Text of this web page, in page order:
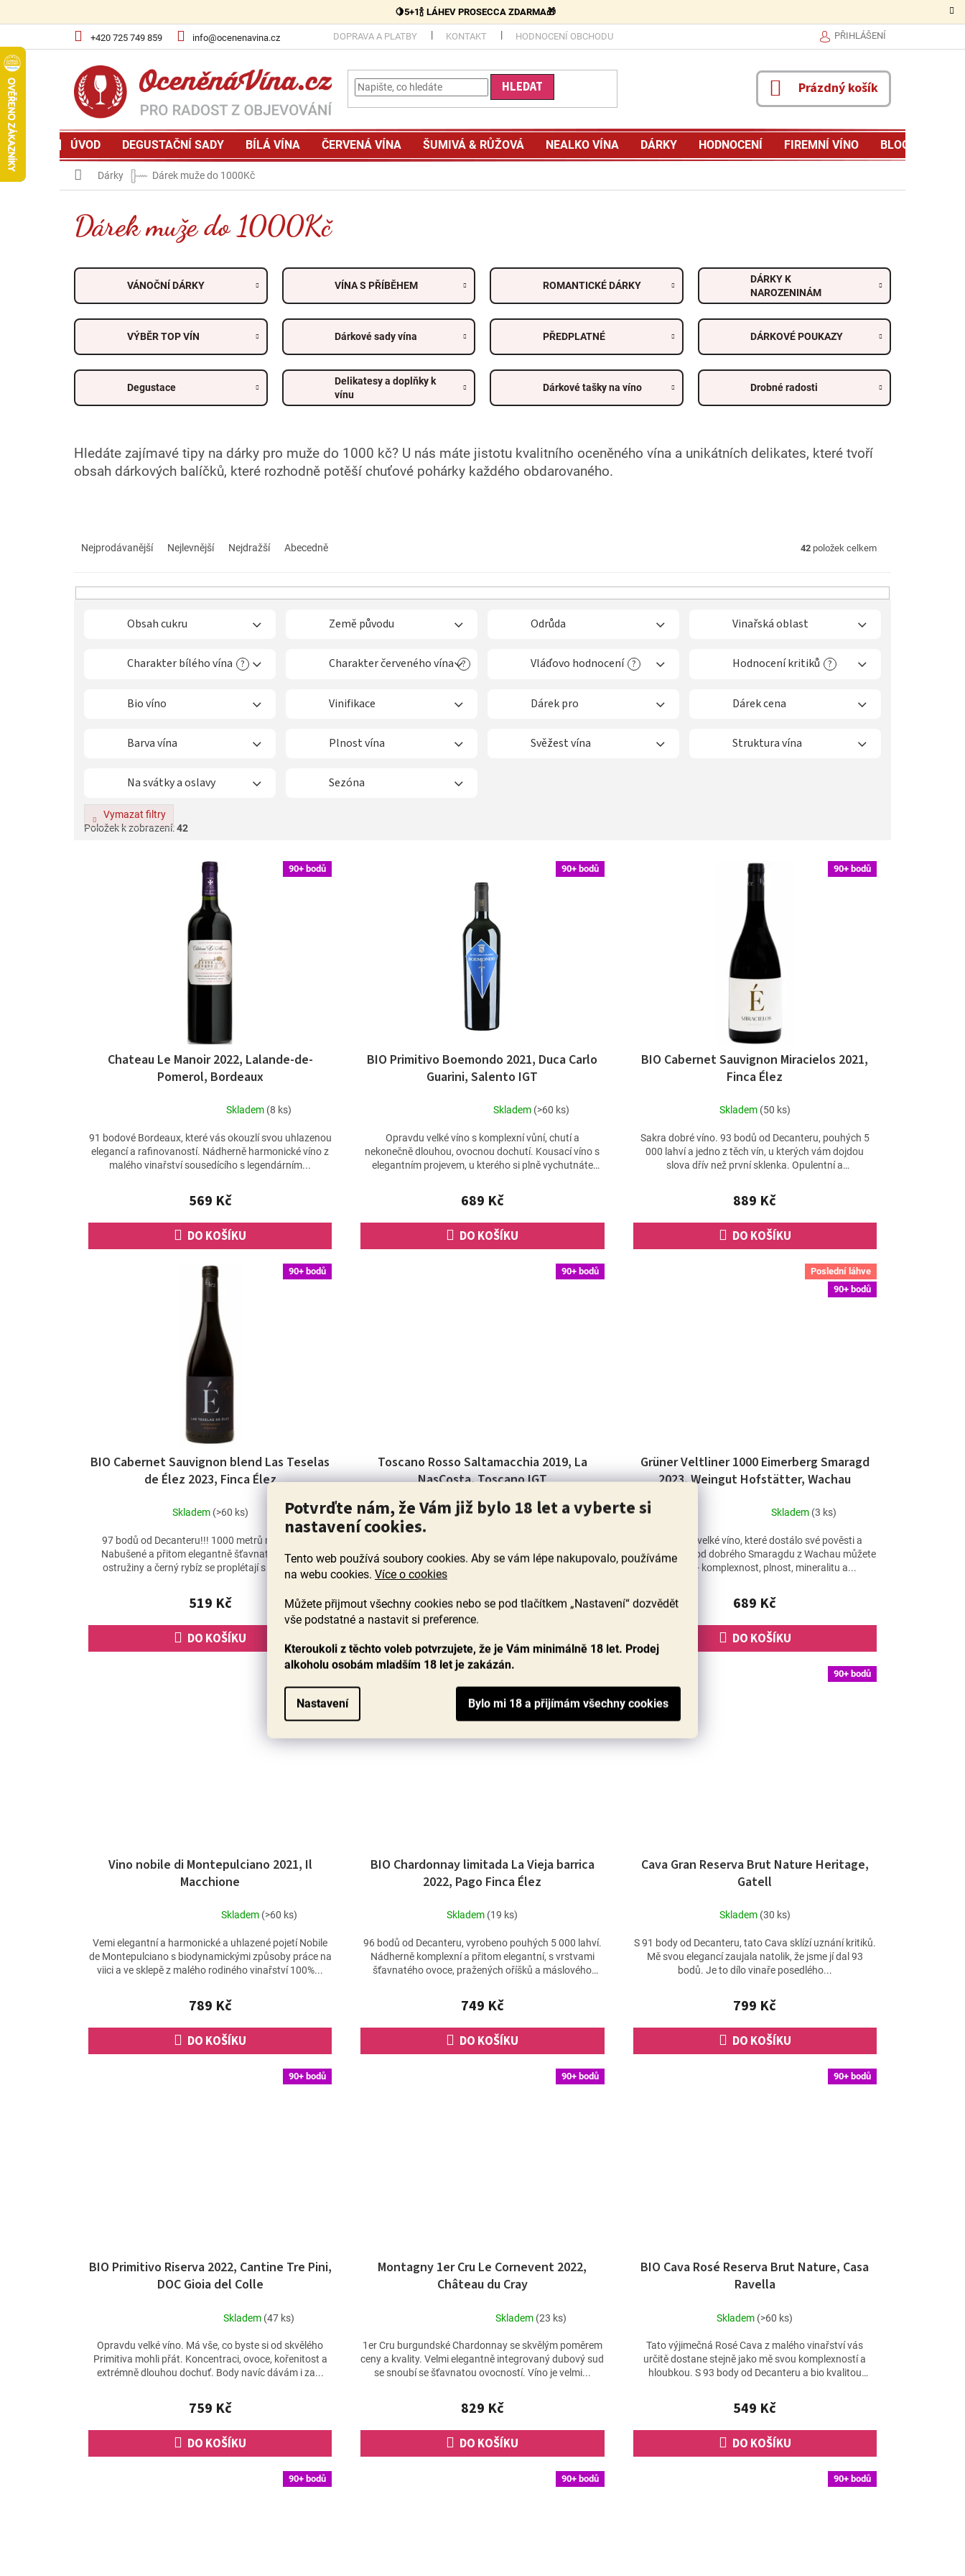
Potvrďte nám, že Vám již bylo 18 let a vyberte si
nastavení cookies.
Tento web používá soubory cookies. Aby se vám lépe nakupovalo, používáme
na webu cookies. Více o cookies
Můžete přijmout všechny cookies nebo se pod tlačítkem „Nastavení“ dozvědět
vše podstatné a nastavit si preference.
Kteroukoli z těchto voleb potvrzujete, že je Vám minimálně 18 let. Prodej
alkoholu osobám mladším 18 let je zakázán.
Nastavení
🍋5+1🍾 LÁHEV PROSECCA ZDARMA🎁
+420 725 749 859 info@ocenenavina.cz DOPRAVA A PLATBY KONTAKT HODNOCENÍ OBCHODU PŘIHLÁŠENÍ
HLEDAT
NÁKUPNÍ
KOŠÍK
Prázdný košík
ÚVOD DEGUSTAČNÍ SADY BÍLÁ VÍNA ČERVENÁ VÍNA ŠUMIVÁ & RŮŽOVÁ NEALKO VÍNA DÁRKY FIREMNÍ VÍNO
HODNOCENÍ BLOG
Domů
Dárky Dárek muže do 1000Kč
Dárek muže do 1000Kč
Hledáte zajímavé tipy na dárky pro muže do 1000 kč? U nás máte jistotu kvalitního oceněného vína a unikátních delikates, které tvoří
obsah dárkových balíčků, které rozhodně potěší chuťové pohárky každého obdarovaného.
VÁNOČNÍ DÁRKY VÍNA S PŘÍBĚHEM ROMANTICKÉ DÁRKY
DÁRKY K
NAROZENINÁM
VÝBĚR TOP VÍN Dárkové sady vína PŘEDPLATNÉ DÁRKOVÉ POUKAZY
Degustace
Delikatesy a doplňky k
vínu
Dárkové tašky na víno Drobné radosti
n
Nejprodávanější Nejlevnější Nejdražší Abecedně 42 položek celkem
Obsah cukru Země původu Odrůda Vinařská oblast
Charakter bílého vína ? Charakter červeného vína ? Vláďovo hodnocení ? Hodnocení kritiků ?
Bio víno Vinifikace Dárek pro Dárek cena
Barva vína Plnost vína Svěžest vína Struktura vína
Na svátky a oslavy Sezóna
Vymazat filtry
Položek k zobrazení:42
90+ bodů
Chateau Le Manoir 2022, Lalande-de-
Pomerol, Bordeaux
hodnocení
produktu
je
Skladem (8 ks)
569 Kč
DO KOŠÍKU
91 bodové Bordeaux, které vás okouzlí svou uhlazenou
elegancí a rafinovaností. Nádherně harmonické víno z
malého vinařství sousedícího s legendárním...
90+ bodů
BIO Primitivo Boemondo 2021, Duca Carlo
Guarini, Salento IGT
hodnocení
produktu
je
Skladem (>60 ks)
689 Kč
DO KOŠÍKU
Opravdu velké víno s komplexní vůní, chutí a
nekonečně dlouhou, ovocnou dochutí. Kousací víno s
elegantním projevem, u kterého si plně vychutnáte
90+ bodů
BIO Cabernet Sauvignon Miracielos 2021,
Finca Élez
Skladem (50 ks)
889 Kč
DO KOŠÍKU
Sakra dobré víno. 93 bodů od Decanteru, pouhých 5
000 lahví a jedno z těch vín, u kterých vám dojdou
slova dřív než první sklenka. Opulentní a
90+ bodů
BIO Cabernet Sauvignon blend Las Teselas
de Élez 2023, Finca Élez
Skladem (>60 ks)
519 Kč
DO KOŠÍKU
97 bodů od Decanteru!!! 1000 metrů nad mořem.
Nabušené a přitom elegantně šťavnaté – švestky,
ostružiny a černý rybíz se proplétají s tóny tmavé
90+ bodů
Toscano Rosso Saltamacchia 2019, La
NasCosta, Toscano IGT
Průměrné
hodnocení
je
5,0
5
hvězdiček.
Skladem (49 ks)
699 Kč
DO KOŠÍKU
koncentrace, harmonické a svůdné červené z malého
rodinného vinařství.
Poslední láhve
90+ bodů
Grüner Veltliner 1000 Eimerberg Smaragd
2023, Weingut Hofstätter, Wachau
hodnocení
produktu
Skladem (3 ks)
689 Kč
DO KOŠÍKU
Jedná se o velké víno, které dostálo své pověsti a
nabízí vše, co od dobrého Smaragdu z Wachau můžete
očekávat - komplexnost, plnost, mineralitu a...
Vino nobile di Montepulciano 2021, Il
Macchione
hodnocení
produktu
je
Skladem (>60 ks)
789 Kč
DO KOŠÍKU
Vemi elegantní a harmonické a uhlazené pojetí Nobile
de Montepulciano s biodynamickými způsoby práce na
viici a ve sklepě z malého rodiného vinařství 100%...
BIO Chardonnay limitada La Vieja barrica
2022, Pago Finca Élez
Skladem (19 ks)
749 Kč
DO KOŠÍKU
96 bodů od Decanteru, vyrobeno pouhých 5 000 lahví.
Nádherně komplexní a přitom elegantní, s vrstvami
šťavnatého ovoce, pražených oříšků a máslového
90+ bodů
Cava Gran Reserva Brut Nature Heritage,
Gatell
Skladem (30 ks)
799 Kč
DO KOŠÍKU
S 91 body od Decanteru, tato Cava sklízí uznání kritiků.
Mě svou elegancí zaujala natolik, že jsme jí dal 93
bodů. Je to dílo vinaře posedlého...
90+ bodů
BIO Primitivo Riserva 2022, Cantine Tre Pini,
DOC Gioia del Colle
hodnocení
produktu
je
Skladem (47 ks)
759 Kč
DO KOŠÍKU
Opravdu velké víno. Má vše, co byste si od skvělého
Primitiva mohli přát. Koncentraci, ovoce, kořenitost a
extrémně dlouhou dochuť. Body navíc dávám i za...
90+ bodů
Montagny 1er Cru Le Cornevent 2022,
Château du Cray
hodnocení
produktu
je
Skladem (23 ks)
829 Kč
DO KOŠÍKU
1er Cru burgundské Chardonnay se skvělým poměrem
ceny a kvality. Velmi elegantně integrovaný dubový sud
se snoubí se šťavnatou ovocností. Víno je velmi...
90+ bodů
BIO Cava Rosé Reserva Brut Nature, Casa
Ravella
Skladem (>60 ks)
549 Kč
DO KOŠÍKU
Tato výjimečná Rosé Cava z malého vinařství vás
určitě dostane stejně jako mě svou komplexností a
hloubkou. S 93 body od Decanteru a bio kvalitou
90+ bodů 90+ bodů 90+ bodů